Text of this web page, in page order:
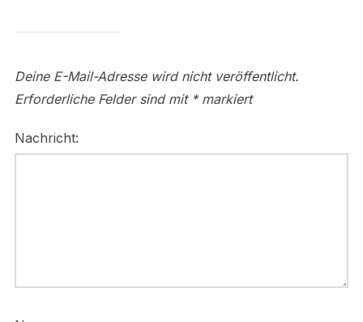
Deine E-Mail-Adresse wird nicht veröffentlicht.
Erforderliche Felder sind mit *markiert
Nachricht: